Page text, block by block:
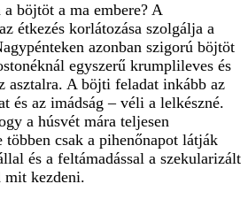
böjtöt a ma embere? A
étkezés korlátozása szolgálja a
azonban szigorú böjtöt
egyszerű krumplileves és
asztalra. A böjti feladat inkább az
és az imádság – véli a lelkészné.
a húsvét mára teljesen
többen csak a pihenőnapot látják
és a feltámadással a szekularizált
mit kezdeni.